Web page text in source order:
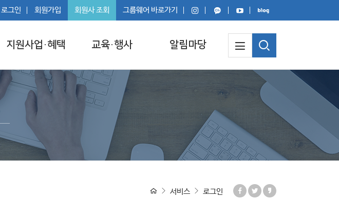
지원사업·혜택 교육·행사 알림마당
로그인 회원가입 회원사 조회 그룹웨어 바로가기
서비스 로그인